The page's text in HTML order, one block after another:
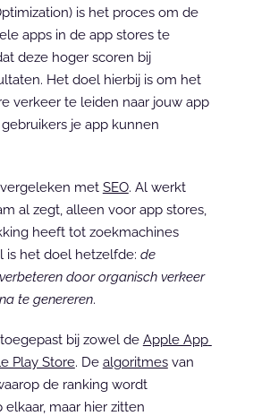
is het proces om de
apps in de app stores te
deze hoger scoren bij
Het doel hierbij is om het
verkeer te leiden naar jouw app
je app kunnen
met SEO. Al werkt
al zegt, alleen voor app stores,
heeft tot zoekmachines
is het doel hetzelfde: de
door organisch verkeer
te genereren.
bij zowel de Apple App
Play Store. De algoritmes van
de ranking wordt
maar hier zitten